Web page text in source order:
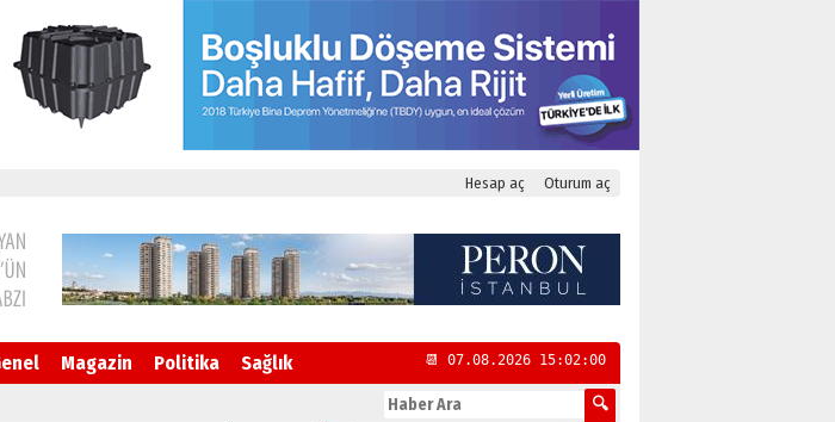
Hesap aç Oturum aç
Magazin Politika Sağlık 📆 07.08.2026 15:02:01